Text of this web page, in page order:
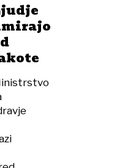
na
lakoto
Gazi